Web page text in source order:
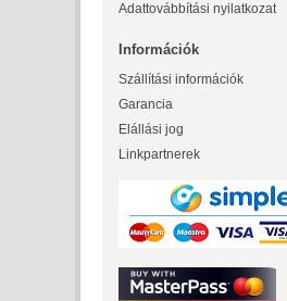
Adattovábbítási nyilatkozat
Információk
Szállítási információk
Garancia
Elállási jog
Linkpartnerek